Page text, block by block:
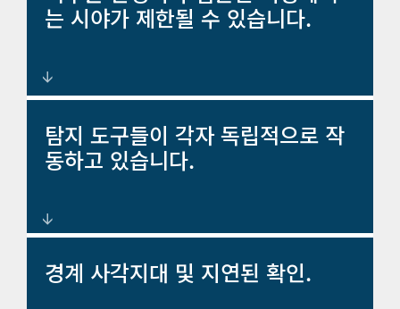
는 시야가 제한될 수 있습니다.
시야를 넘어 열과 움직임을 감지하
는 열화상 및 적외선 시스템.
탐지 도구들이 각자 독립적으로 작
동하고 있습니다.
레이더, 비디오 및 센서 정보를 통
합한 통합 보안 관리 플랫폼.
경계 사각지대 및 지연된 확인.